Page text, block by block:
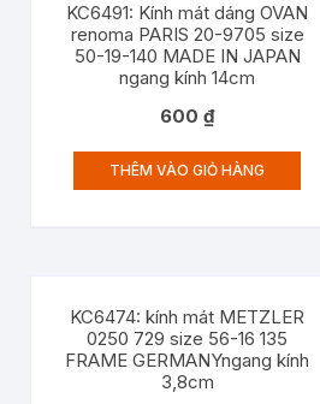
KC6491: Kính mát dáng OVAN
renoma PARIS 20-9705 size
50-19-140 MADE IN JAPAN
ngang kính 14cm
600₫
THÊM VÀO GIỎ HÀNG
KC6474: kính mát METZLER
0250 729 size 56-16 135
FRAME GERMANYngang kính
3,8cm